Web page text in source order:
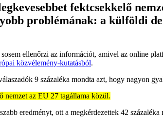
fektcsekkelő
problémának: a külföldi
ellenőrzi az információt, amivel az online
közvélemény-kutatásból.
9 százaléka mondta azt, hogy nagyon
nemzet az EU 27 tagállama közül.
eredményt, ott a megkérdezettek 42